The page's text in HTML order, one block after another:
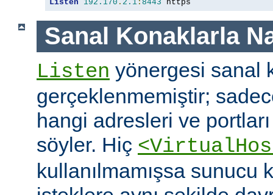
Listen 192.170 . 2.1 : 8443 https
Sanal Konaklarla
Listen yönergesi sanal
gerçeklenmemiştir;
hangi adresleri ve
söyler. Hiç
kullanılmamışsa sunucu